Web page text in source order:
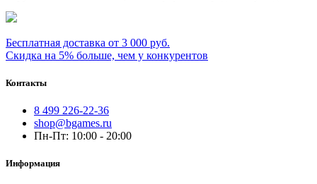
Бесплатная доставка от 3 000 руб.
Скидка на 5% больше, чем у конкурентов
Контакты
8 499 226-22-36
shop@bgames.ru
Пн-Пт: 10:00 - 20:00
Информация